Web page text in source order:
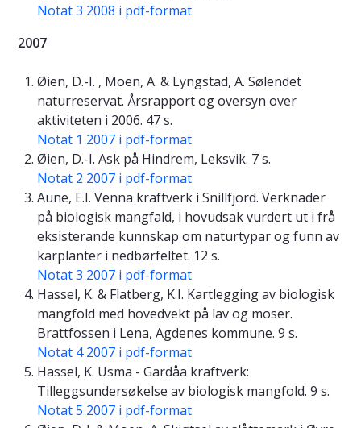
Notat 3 2008 i pdf-format
2007
Øien, D.-I. , Moen, A. & Lyngstad, A. Sølendet
naturreservat. Årsrapport og oversyn over
aktiviteten i 2006. 47 s.
Notat 1 2007 i pdf-format
Øien, D.-I. Ask på Hindrem, Leksvik. 7 s.
Notat 2 2007 i pdf-format
Aune, E.I. Venna kraftverk i Snillfjord. Verknader
på biologisk mangfald, i hovudsak vurdert ut i frå
eksisterande kunnskap om naturtypar og funn av
karplanter i nedbørfeltet. 12 s.
Notat 3 2007 i pdf-format
Hassel, K. & Flatberg, K.I. Kartlegging av biologisk
mangfold med hovedvekt på lav og moser.
Brattfossen i Lena, Agdenes kommune. 9 s.
Notat 4 2007 i pdf-format
Hassel, K. Usma - Gardåa kraftverk:
Tilleggsundersøkelse av biologisk mangfold. 9 s.
Notat 5 2007 i pdf-format